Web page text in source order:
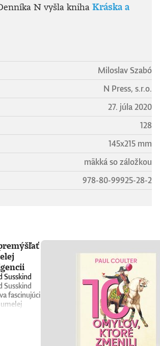
N vyšla kniha Kráska a
Miloslav Szabó
N Press, s.r.o.
27. júla 2020
128
145x215 mm
mäkká so záložkou
978-80-99925-28-2
Susskind
Susskind
fascinujúci